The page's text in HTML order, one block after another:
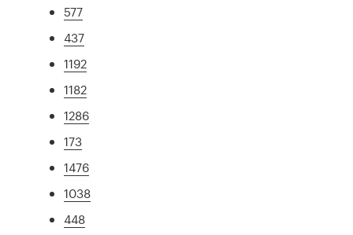
577
437
1192
1182
1286
173
1476
1038
448